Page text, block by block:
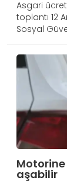
Asgari
toplantı 12
Sosyal
Motorine
aşabilir